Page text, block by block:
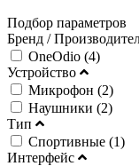
Подбор параметров
Бренд /
OneOdio (4)
Устройство
Микрофон (2)
Наушники (2)
Тип
Спортивные (1)
Интерфейс